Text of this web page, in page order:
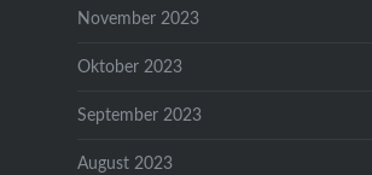
November 2023
Oktober 2023
September 2023
August 2023